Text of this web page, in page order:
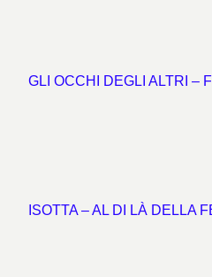
GLI OCCHI DEGLI ALTRI –
ISOTTA – AL DI LÀ DELLA